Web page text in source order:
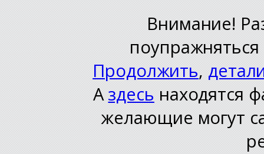
Внимание!
Продолжить,
Аздесь находятся
желающие могут